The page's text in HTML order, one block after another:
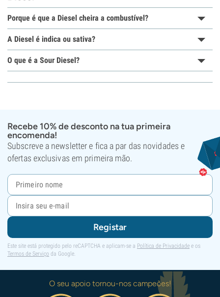
Porque é que a Diesel cheira a combustível?
A Diesel é indica ou sativa?
O que é a Sour Diesel?
Recebe 10% de desconto na tua primeira
encomenda!
Subscreve a newsletter e fica a par das novidades e
ofertas exclusivas em primeira mão.
Registar
Este site está protegido pelo reCAPTCHA e aplicam-se a Política de Privacidade e os
Termos de Serviço da Google.
O seu apoio tornou-nos campeões!